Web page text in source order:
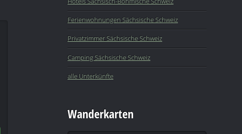
Ferienwohnungen Sächsische Schweiz
Privatzimmer Sächsische Schweiz
Camping Sächsische Schweiz
alle Unterkünfte
Wanderkarten